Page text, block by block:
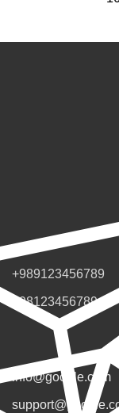
+989123456789
+98123456789
info@google.com